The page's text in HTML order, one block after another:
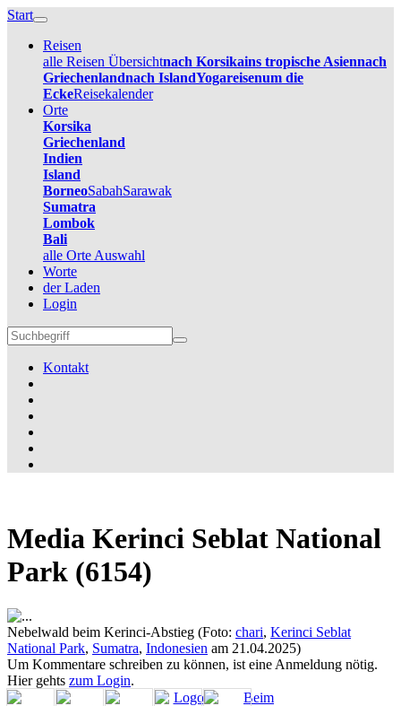
Start
Reisen
alle Reisen Übersichtnach Korsikains tropische Asiennach
Griechenlandnach IslandYogareisenum die
EckeReisekalender
Orte
Korsika
Griechenland
Indien
Island
BorneoSabahSarawak
Sumatra
Lombok
Bali
alle Orte Auswahl
Worte
der Laden
Login
Kontakt
Media Kerinci Seblat National
Park (6154)
Nebelwald beim Kerinci-Abstieg (Foto: chari, Kerinci Seblat
National Park, Sumatra, Indonesien am 21.04.2025)
Um Kommentare schreiben zu können, ist eine Anmeldung nötig.
Hier gehts zum Login.